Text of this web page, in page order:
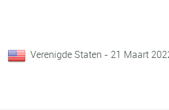
Verenigde Staten - 21 Maart